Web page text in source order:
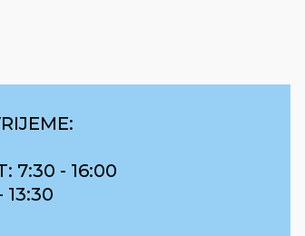
7:30 - 16:00
13:30